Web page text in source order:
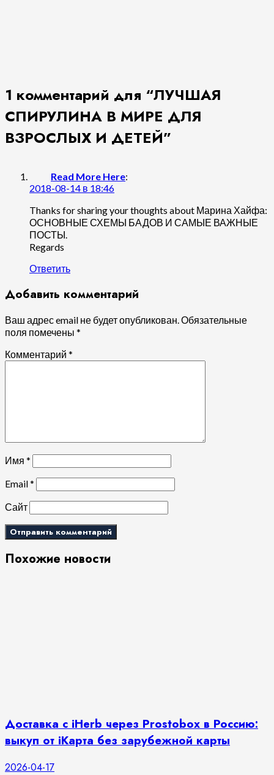
1 комментарий для “ЛУЧШАЯ
СПИРУЛИНА В МИРЕ ДЛЯ
ВЗРОСЛЫХ И ДЕТЕЙ”
Read More Here:
2018-08-14 в 18:46
Thanks for sharing your thoughts about Марина Хайфа:
ОСНОВНЫЕ СХЕМЫ БАДОВ И САМЫЕ ВАЖНЫЕ
ПОСТЫ.
Regards
Ответить
Добавить комментарий
Ваш адрес email не будет опубликован.Обязательные
поля помечены *
Комментарий *
Имя *
Email*
Сайт
Похожие новости
Доставка с iHerb через Prostobox в Россию:
выкуп от iКарта без зарубежной карты
2026-04-17